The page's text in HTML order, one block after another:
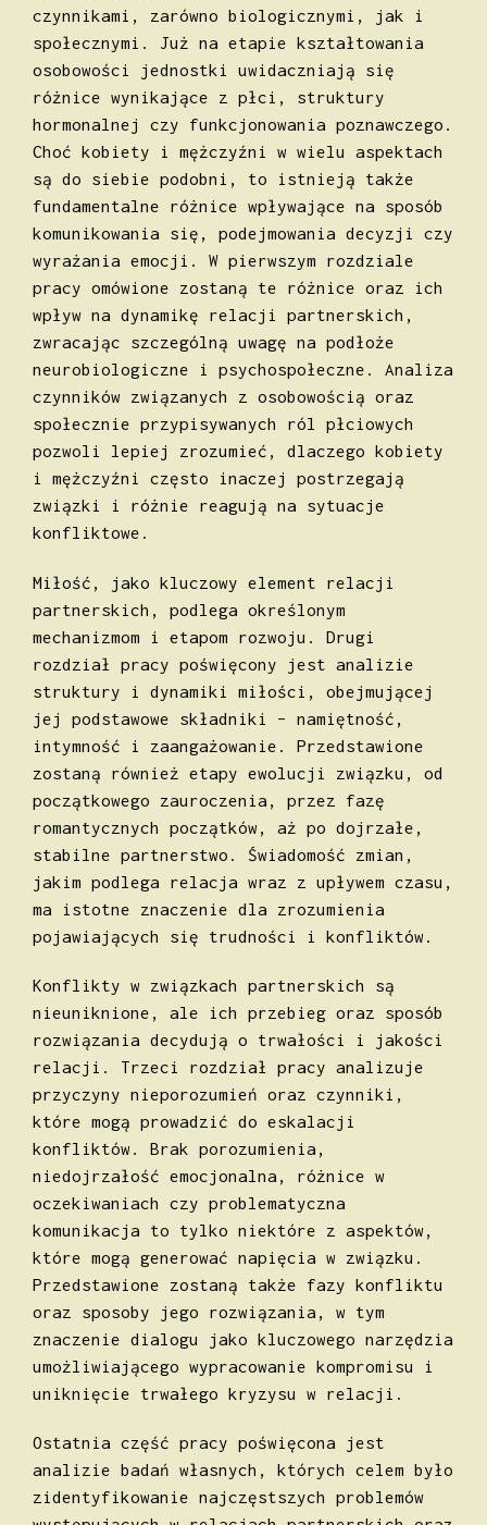
czynnikami, zarówno biologicznymi, jak i
społecznymi. Już na etapie kształtowania
osobowości jednostki uwidaczniają się
różnice wynikające z płci, struktury
hormonalnej czy funkcjonowania poznawczego.
Choć kobiety i mężczyźni w wielu aspektach
są do siebie podobni, to istnieją także
fundamentalne różnice wpływające na sposób
komunikowania się, podejmowania decyzji czy
wyrażania emocji. W pierwszym rozdziale
pracy omówione zostaną te różnice oraz ich
wpływ na dynamikę relacji partnerskich,
zwracając szczególną uwagę na podłoże
neurobiologiczne i psychospołeczne. Analiza
czynników związanych z osobowością oraz
społecznie przypisywanych ról płciowych
pozwoli lepiej zrozumieć, dlaczego kobiety
i mężczyźni często inaczej postrzegają
związki i różnie reagują na sytuacje
konfliktowe.
Miłość, jako kluczowy element relacji
partnerskich, podlega określonym
mechanizmom i etapom rozwoju. Drugi
rozdział pracy poświęcony jest analizie
struktury i dynamiki miłości, obejmującej
jej podstawowe składniki – namiętność,
intymność i zaangażowanie. Przedstawione
zostaną również etapy ewolucji związku, od
początkowego zauroczenia, przez fazę
romantycznych początków, aż po dojrzałe,
stabilne partnerstwo. Świadomość zmian,
jakim podlega relacja wraz z upływem czasu,
ma istotne znaczenie dla zrozumienia
pojawiających się trudności i konfliktów.
Konflikty w związkach partnerskich są
nieuniknione, ale ich przebieg oraz sposób
rozwiązania decydują o trwałości i jakości
relacji. Trzeci rozdział pracy analizuje
przyczyny nieporozumień oraz czynniki,
które mogą prowadzić do eskalacji
konfliktów. Brak porozumienia,
niedojrzałość emocjonalna, różnice w
oczekiwaniach czy problematyczna
komunikacja to tylko niektóre z aspektów,
które mogą generować napięcia w związku.
Przedstawione zostaną także fazy konfliktu
oraz sposoby jego rozwiązania, w tym
znaczenie dialogu jako kluczowego narzędzia
umożliwiającego wypracowanie kompromisu i
uniknięcie trwałego kryzysu w relacji.
Ostatnia część pracy poświęcona jest
analizie badań własnych, których celem było
zidentyfikowanie najczęstszych problemów